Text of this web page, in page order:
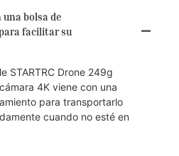
una bolsa de
facilitar su
STARTRC Drone 249g
4K viene con una
para transportarlo
cuando no esté en